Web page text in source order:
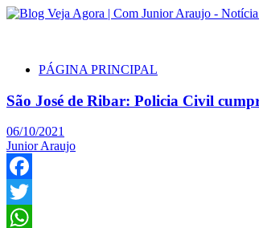
PÁGINA PRINCIPAL
São José de Ribar: Policia Civil
06/10/2021
Junior Araujo
Facebook
Twitter